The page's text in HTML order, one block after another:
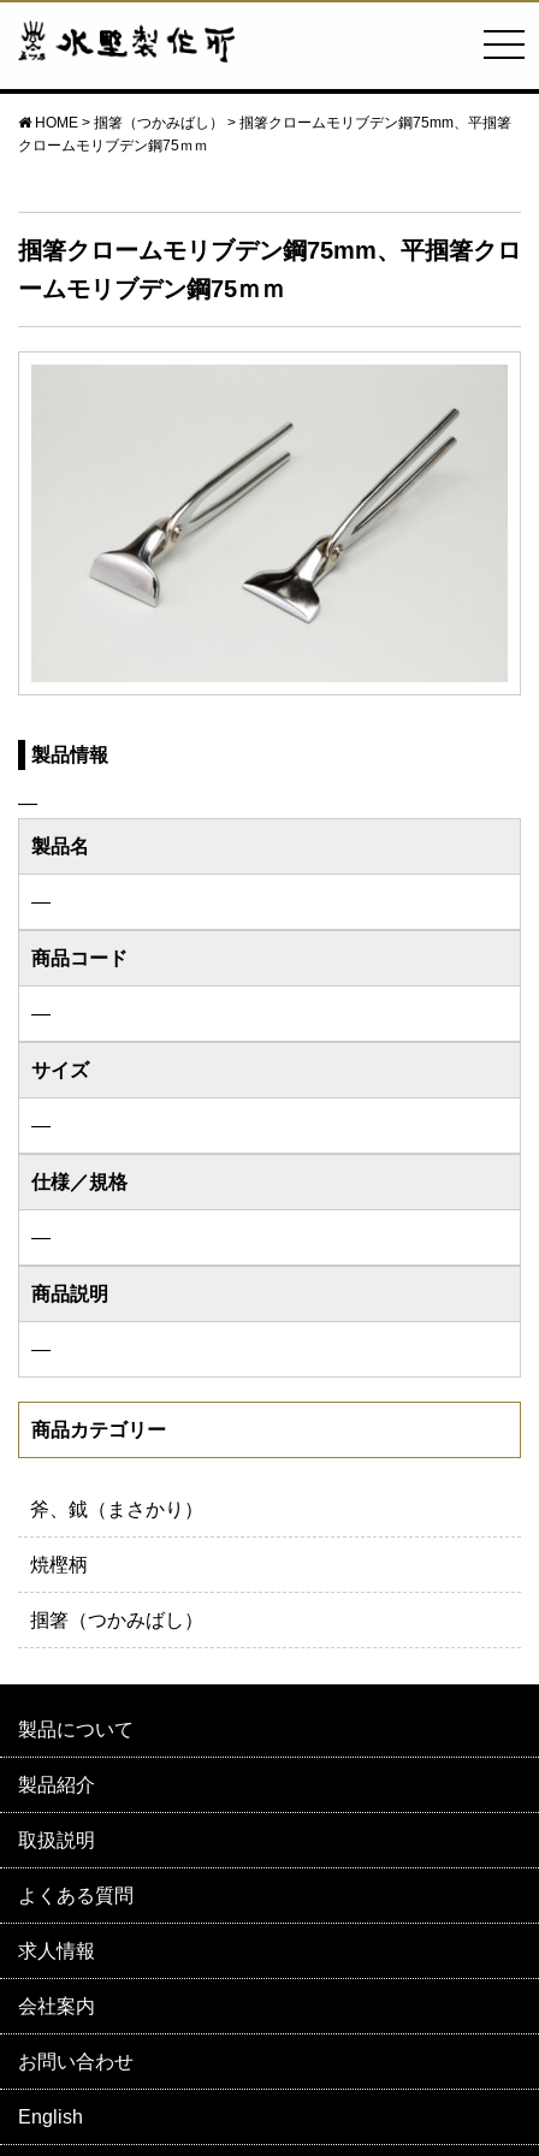
掴箸（つかみばし）
HOME > 掴箸（つかみばし） > 掴箸クロームモリブデン鋼75mm、平掴箸
クロームモリブデン鋼75ｍｍ
掴箸クロームモリブデン鋼75mm、平掴箸クロ
ームモリブデン鋼75ｍｍ
製品情報
―
製品名
―
商品コード
―
サイズ
―
仕様／規格
―
商品説明
―
商品カテゴリー
斧、鉞（まさかり）
焼樫柄
掴箸（つかみばし）
製品について
製品紹介
取扱説明
よくある質問
求人情報
会社案内
お問い合わせ
English